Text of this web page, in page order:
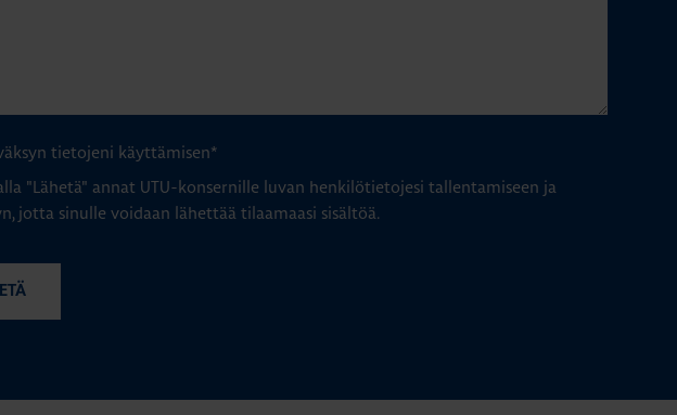
tietojeni käyttämisen*
"Lähetä" annat UTU-konsernille luvan henkilötietojesi tallentamiseen ja
jotta sinulle voidaan lähettää tilaamaasi sisältöä.